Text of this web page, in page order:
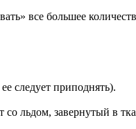
все большее
следует приподнять).
со льдом, завернутый в